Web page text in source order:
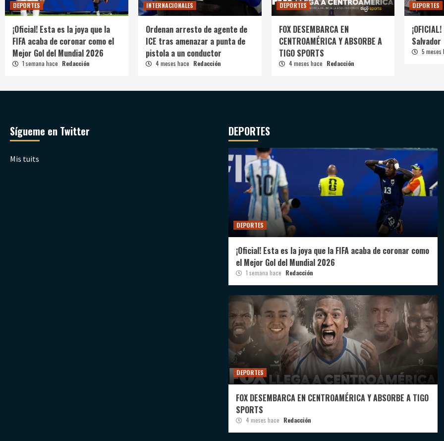
DEPORTES
¡Oficial! Esta es la joya que la
FIFA acaba de coronar como el
Mejor Gol del Mundial 2026
1 semana hace Redacción
INTERNACIONALES
Ordenan arresto de agente de
ICE tras amenazar a punta de
pistola a un conductor
4 meses hace Redacción
DEPORTES
FOX DESEMBARCA EN
CENTROAMÉRICA Y ABSORBE A
TIGO SPORTS
4 meses hace Redacción
DEPORTES
Salvador
5
Sígueme en Twitter
Mis tuits
DEPORTES
DEPORTES
¡Oficial! Esta es la joya que la FIFA acaba de coronar como
el Mejor Gol del Mundial 2026
1 semana hace Redacción
DEPORTES
FOX DESEMBARCA EN CENTROAMÉRICA Y ABSORBE A TIGO
SPORTS
4 meses hace Redacción